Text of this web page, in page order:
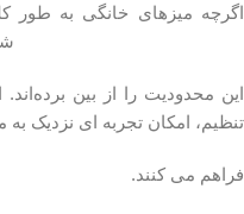
اگرچه میزهای خانگی به‌
این محدودیت را از بین
تنظیم، امکان تجربه‌ ای نزدیک به
فراهم می‌ کنند.